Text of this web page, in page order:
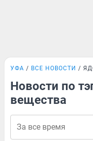
УФА ВСЕ НОВОСТИ
Новости по
вещества